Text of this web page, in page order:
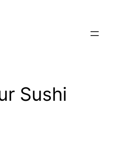
Sushi